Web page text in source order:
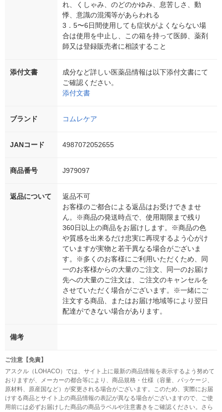
れ、くしゃみ、のどのかゆみ、息苦しさ、動
悸、意識の混濁等があらわれる
3．5〜6日間使用しても症状がよくならない場
合は使用を中止し、この箱を持って医師、薬剤
師又は登録販売者に相談すること
添付文書
成分など詳しい医薬品情報は以下添付文書にて
ご確認ください。
添付文書
ブランド コムレケア
JANコード 4987072052655
商品番号 J979097
返品について
返品不可
お客様のご都合による返品はお受けできませ
ん。※商品の発送時点で、使用期限まで残り
360日以上の商品をお届けします。※商品の色
や質感を出来るだけ忠実に再現するよう心がけ
ていますが実物と若干異なる場合がございま
す。※多くのお客様にご利用いただくため、同
一のお客様からの大量のご注文、同一のお届け
先への大量のご注文は、ご注文のキャンセルを
させていただく場合がございます。※一緒にご
注文する商品、またはお届け地域等により翌日
配達ができない場合があります。
備考
ご注意【免責】
アスクル（LOHACO）では、サイト上に最新の商品情報を表示するよう努めて
おりますが、メーカーの都合等により、商品規格・仕様（容量、パッケージ、
原材料、原産国など）が変更される場合がございます。このため、実際にお届
けする商品とサイト上の商品情報の表記が異なる場合がございますので、ご使
用前には必ずお届けした商品の商品ラベルや注意書きをご確認ください。さら